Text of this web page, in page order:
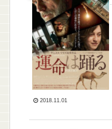
2018.11.01